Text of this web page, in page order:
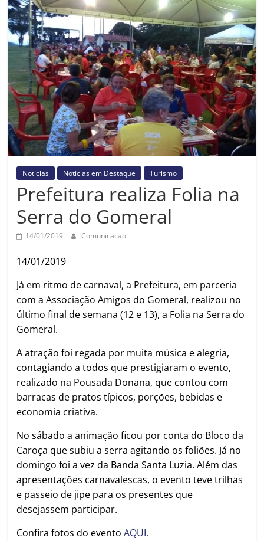
Prefeitura
Estância
Turística
Guaratinguetá
Notícias Notícias em Destaque Turismo
Prefeitura realiza Folia na
Serra do Gomeral
14/01/2019 Comunicacao
14/01/2019
Já em ritmo de carnaval, a Prefeitura, em parceria
com a Associação Amigos do Gomeral, realizou no
último final de semana (12 e 13), a Folia na Serra do
Gomeral.
A atração foi regada por muita música e alegria,
contagiando a todos que prestigiaram o evento,
realizado na Pousada Donana, que contou com
barracas de pratos típicos, porções, bebidas e
economia criativa.
No sábado a animação ficou por conta do Bloco da
Caroça que subiu a serra agitando os foliões. Já no
domingo foi a vez da Banda Santa Luzia. Além das
apresentações carnavalescas, o evento teve trilhas
e passeio de jipe para os presentes que
desejassem participar.
Confira fotos do eventoAQUI.